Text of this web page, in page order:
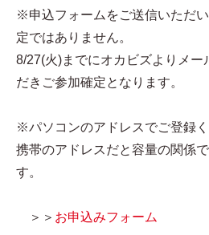
※申込フォームをご送信いただ
定ではありません。
8/27(火)までにオカビズよりメー
だきご参加確定となります。
※パソコンのアドレスでご登録く
携帯のアドレスだと容量の関係
す。
＞＞ お申込みフォーム